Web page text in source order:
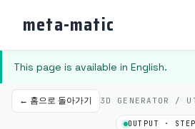
meta-matic
This page is available in English.
← 홈으로 돌아가기 3D GENERATOR /
OUTPUT ·